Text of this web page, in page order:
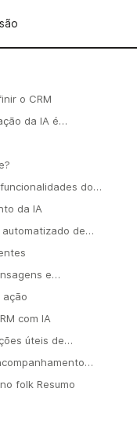
o CRM
da IA é
do
da IA
automatizado de
e
tecnologia de IA
ação
com IA
úteis de
folk Resumo